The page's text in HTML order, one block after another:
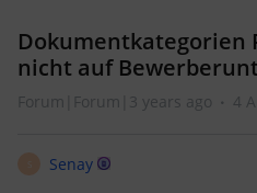
Dokumentkategorien
nicht auf
Forum|Forum|3 years ago 4
Senay